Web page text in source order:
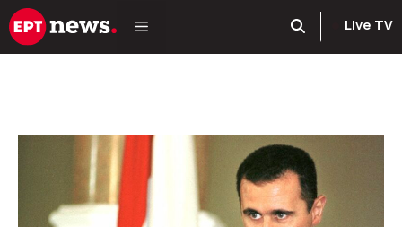
Μετάβαση
σε
Live TV